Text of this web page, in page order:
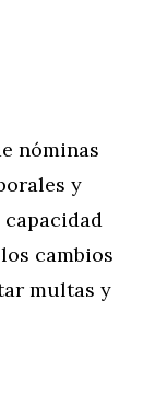
nóminas
y
cambios
multas y